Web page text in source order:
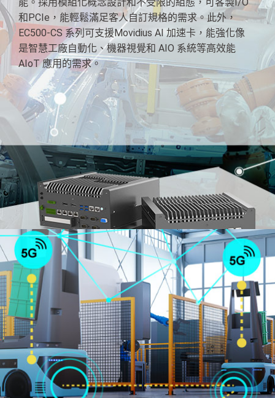
和PCIe，能輕鬆滿足客人自訂規格的需求。此外，
EC500-CS 系列可支援Movidius AI 加速卡，能強化像
是智慧工廠自動化、機器視覺和 AIO 系統等高效能
AIoT 應用的需求。